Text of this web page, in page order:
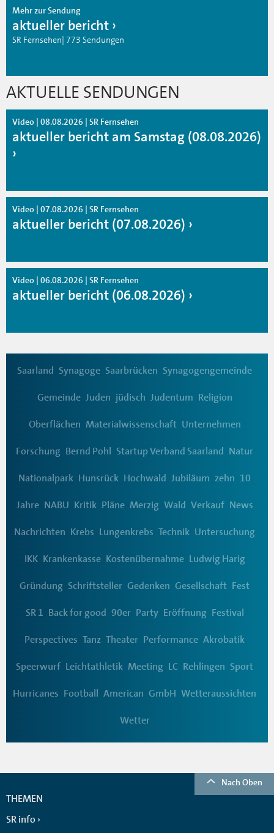
Mehr zur Sendung
aktueller bericht
SR Fernsehen| 773 Sendungen
AKTUELLE SENDUNGEN
Video | 08.08.2026 | SR Fernsehen
aktueller bericht am Samstag (08.08.2026)
Video | 07.08.2026 | SR Fernsehen
aktueller bericht (07.08.2026)
Video | 06.08.2026 | SR Fernsehen
aktueller bericht (06.08.2026)
Saarland Synagoge Saarbrücken Synagogengemeinde
Gemeinde Juden jüdisch Judentum Religion
Oberflächen Materialwissenschaft Unternehmen
Forschung Bernd Pohl Startup Verband Saarland Natur
Nationalpark Hunsrück Hochwald Jubiläum zehn 10
Jahre NABU Kritik Pläne Merzig Wald Verkauf News
Nachrichten Krebs Lungenkrebs Technik Untersuchung
IKK Krankenkasse Kostenübernahme Ludwig Harig
Gründung Schriftsteller Gedenken Gesellschaft Fest
SR 1 Back for good 90er Party Eröffnung Festival
Perspectives Tanz Theater Performance Akrobatik
Speerwurf Leichtathletik Meeting LC Rehlingen Sport
Hurricanes Football American GmbH Wetteraussichten
Wetter
Nach Oben
THEMEN
SR info